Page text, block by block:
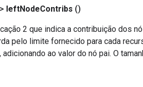
leftNodeContribs ()
2 que indica a contribuição dos
pelo limite fornecido para cada
ao valor do nó pai. O